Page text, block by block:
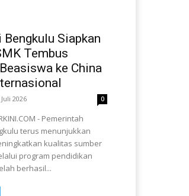
Siapkan
Tembus
ke China
2026 0
- Pemerintah
terus menunjukkan
kualitas sumber
program pendidikan
berhasil...